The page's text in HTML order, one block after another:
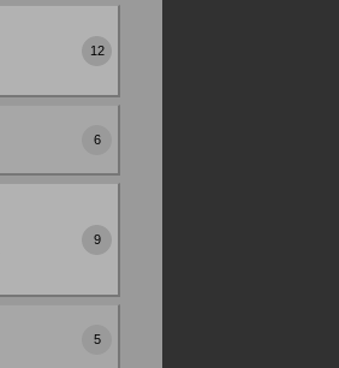
12
6
9
5